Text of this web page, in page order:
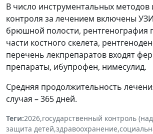
В число инструментальных методов
контроля за лечением включены
брюшной полости, рентгенография
части костного скелета,
перечень лекпрепаратов входят
препараты, ибупрофен, нимесулид.
Средняя продолжительность
случая – 365 дней.
Теги:2026,государственный контроль
защита детей,здравоохранение,